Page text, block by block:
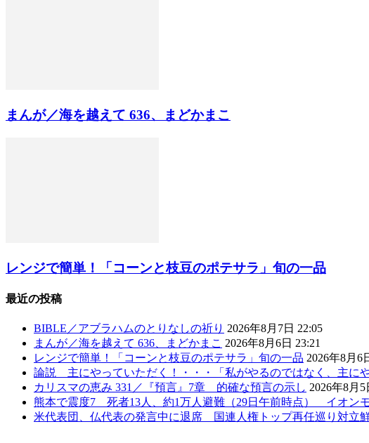
まんが／海を越えて 636、まどかまこ
レンジで簡単！「コーンと枝豆のポテサラ」旬の一品
最近の投稿
BIBLE／アブラハムのとりなしの祈り 2026年8月7日 22:05
まんが／海を越えて 636、まどかまこ 2026年8月6日 23:21
レンジで簡単！「コーンと枝豆のポテサラ」旬の一品 2026年8月6
論説 主にやっていただく！・・・「私がやるのではなく、主にや
カリスマの恵み 331／『預言』7章 的確な預言の示し 2026年8月5
熊本で震度7 死者13人、約1万人避難（29日午前時点） イオン
米代表団、仏代表の発言中に退席 国連人権トップ再任巡り対立